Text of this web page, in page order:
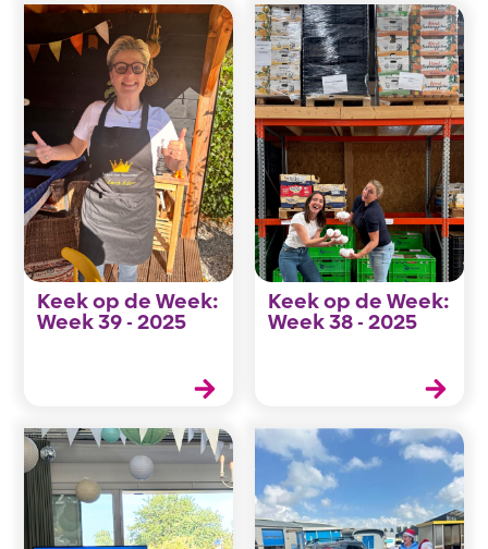
Keek op de Week:
Week 39 - 2025
Keek op de Week:
Week 38 - 2025